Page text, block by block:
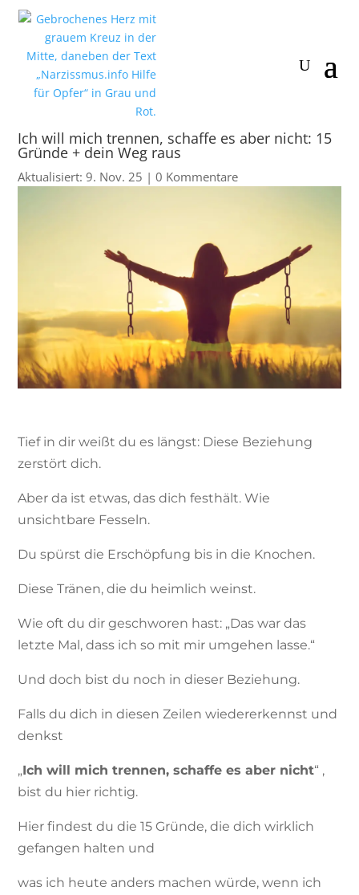
Ich will mich trennen, schaffe es aber nicht: 15
Gründe + dein Weg raus
Aktualisiert: 9. Nov. 25 |0 Kommentare
Tief in dir weißt du es längst: Diese Beziehung
zerstört dich.
Aber da ist etwas, das dich festhält. Wie
unsichtbare Fesseln.
Du spürst die Erschöpfung bis in die Knochen.
Diese Tränen, die du heimlich weinst.
Wie oft du dir geschworen hast: „Das war das
letzte Mal, dass ich so mit mir umgehen lasse.“
Und doch bist du noch in dieser Beziehung.
Falls du dich in diesen Zeilen wiedererkennst und
denkst
„Ich will mich trennen, schaffe es aber nicht“ ,
bist du hier richtig.
Hier findest du die 15 Gründe, die dich wirklich
gefangen halten und
was ich heute anders machen würde, wenn ich